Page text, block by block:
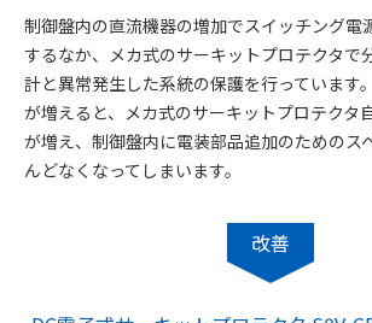
制御盤内の直流機器の増加でスイッチング電
するなか、メカ式のサーキットプロテクタで
計と異常発生した系統の保護を行っています
が増えると、メカ式のサーキットプロテクタ
が増え、制御盤内に電装部品追加のためのス
んどなくなってしまいます。
改善